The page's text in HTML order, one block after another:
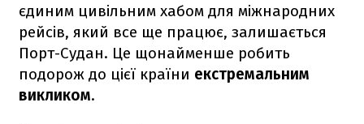
єдиним цивільним хабом для міжнародних
рейсів, який все ще працює, залишається
Порт-Судан. Це щонайменше робить
подорож до цієї країни екстремальним
викликом.